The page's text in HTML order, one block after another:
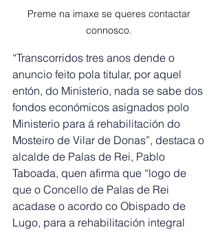
Preme na imaxe se queres contactar
connosco.
“Transcorridos tres anos dende o
anuncio feito pola titular, por aquel
entón, do Ministerio, nada se sabe dos
fondos económicos asignados polo
Ministerio para á rehabilitación do
Mosteiro de Vilar de Donas”, destaca o
alcalde de Palas de Rei, Pablo
Taboada, quen afirma que “logo de
que o Concello de Palas de Rei
acadase o acordo co Obispado de
Lugo, para a rehabilitación integral